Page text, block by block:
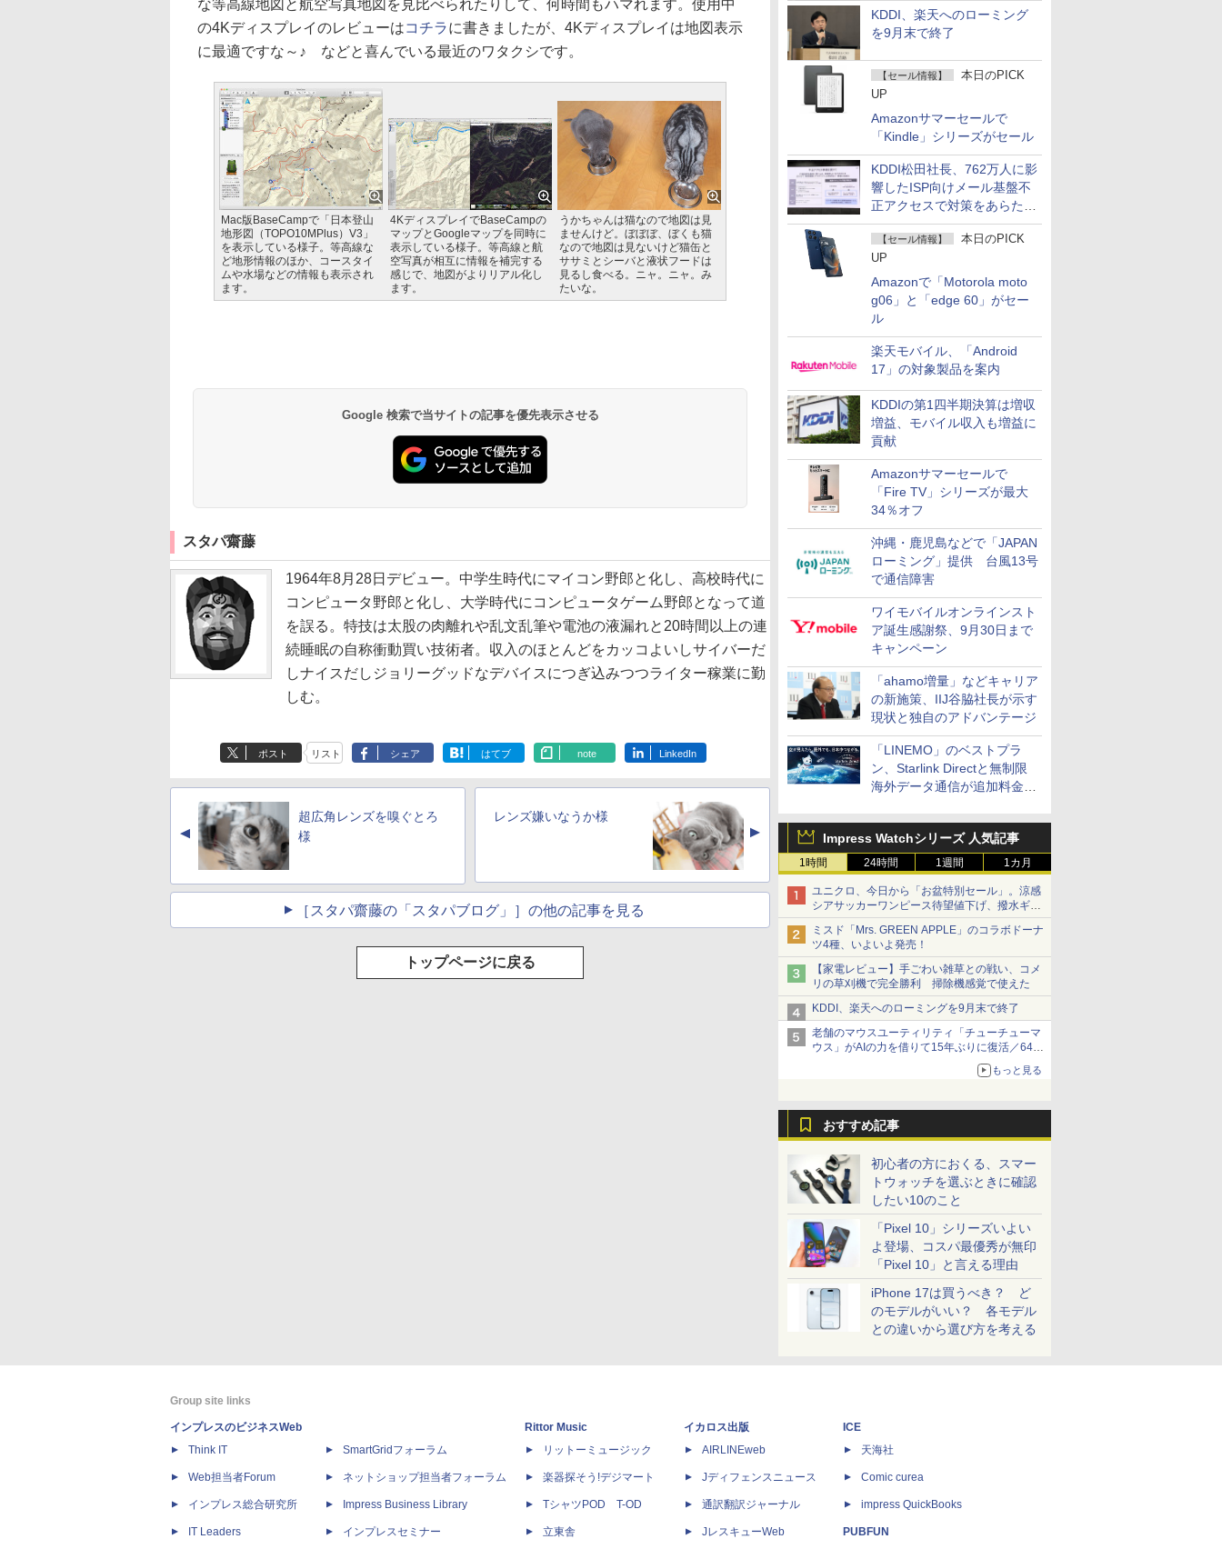
KDDI、楽天へのローミング
を9月末で終了
【セール情報】
本日のPICK
UP
Amazonサマーセールで
「Kindle」シリーズがセール
KDDI松田社長、762万人に影
響したISP向けメール基盤不
正アクセスで対策をあらため
て説明
【セール情報】
本日のPICK
UP
Amazonで「Motorola moto
g06」と「edge 60」がセー
ル
楽天モバイル、「Android
17」の対象製品を案内
KDDIの第1四半期決算は増収
増益、モバイル収入も増益に
貢献
Amazonサマーセールで
「Fire TV」シリーズが最大
34％オフ
沖縄・鹿児島などで「JAPAN
ローミング」提供 台風13号
で通信障害
ワイモバイルオンラインスト
ア誕生感謝祭、9月30日まで
キャンペーン
「ahamo増量」などキャリア
の新施策、IIJ谷脇社長が示す
現状と独自のアドバンテージ
「LINEMO」のベストプラ
ン、Starlink Directと無制限
海外データ通信が追加料金な
Impress Watchシリーズ 人気記事
1時間 24時間 1週間 1カ月
ユニクロ、今日から「お盆特別セール」。涼感
シアサッカーワンピース待望値下げ、撥水ギア
ショーツは1990円に
ミスド「Mrs. GREEN APPLE」のコラボドーナ
ツ4種、いよいよ発売！
【家電レビュー】手ごわい雑草との戦い、コメ
リの草刈機で完全勝利 掃除機感覚で使えた
KDDI、楽天へのローミングを9月末で終了
老舗のマウスユーティリティ「チューチューマ
ウス」がAIの力を借りて15年ぶりに復活／64bit
化、Windows 10/11、「Chrome」も走り回
る。復活記念で2026年末まで500円
もっと見る
おすすめ記事
初心者の方におくる、スマー
トウォッチを選ぶときに確認
したい10のこと
「Pixel 10」シリーズいよい
よ登場、コスパ最優秀が無印
「Pixel 10」と言える理由
iPhone 17は買うべき？ ど
のモデルがいい？ 各モデル
との違いから選び方を考える
な等高線地図と航空写真地図を見比べられたりして、何時間もハマれます。使用中
の4Kディスプレイのレビューはコチラに書きましたが、4Kディスプレイは地図表示
に最適ですな～♪ などと喜んでいる最近のワタクシです。
Mac版BaseCampで「日本登山
地形図（TOPO10MPlus）V3」
を表示している様子。等高線な
ど地形情報のほか、コースタイ
ムや水場などの情報も表示され
ます。
4KディスプレイでBaseCampの
マップとGoogleマップを同時に
表示している様子。等高線と航
空写真が相互に情報を補完する
感じで、地図がよりリアル化し
ます。
うかちゃんは猫なので地図は見
ませんけど。ぼぼぼ、ぼくも猫
なので地図は見ないけど猫缶と
ササミとシーバと液状フードは
見るし食べる。ニャ。ニャ。み
たいな。
Google 検索で当サイトの記事を優先表示させる
スタパ齋藤
1964年8月28日デビュー。中学生時代にマイコン野郎と化し、高校時代に
コンピュータ野郎と化し、大学時代にコンピュータゲーム野郎となって道
を誤る。特技は太股の肉離れや乱文乱筆や電池の液漏れと20時間以上の連
続睡眠の自称衝動買い技術者。収入のほとんどをカッコよいしサイバーだ
しナイスだしジョリーグッドなデバイスにつぎ込みつつライター稼業に勤
しむ。
ポスト リスト シェア はてブ note LinkedIn
▲
超広角レンズを嗅ぐとろ
様
レンズ嫌いなうか様
▲
［スタパ齋藤の「スタパブログ」］の他の記事を見る
トップページに戻る
Group site links
インプレスのビジネスWeb
Think IT
Web担当者Forum
インプレス総合研究所
IT Leaders
SmartGridフォーラム
ネットショップ担当者フォーラム
Impress Business Library
インプレスセミナー
Rittor Music
リットーミュージック
楽器探そう!デジマート
TシャツPOD T-OD
立東舎
イカロス出版
AIRLINEweb
Jディフェンスニュース
通訳翻訳ジャーナル
JレスキューWeb
ICE
天海社
Comic curea
impress QuickBooks
PUBFUN